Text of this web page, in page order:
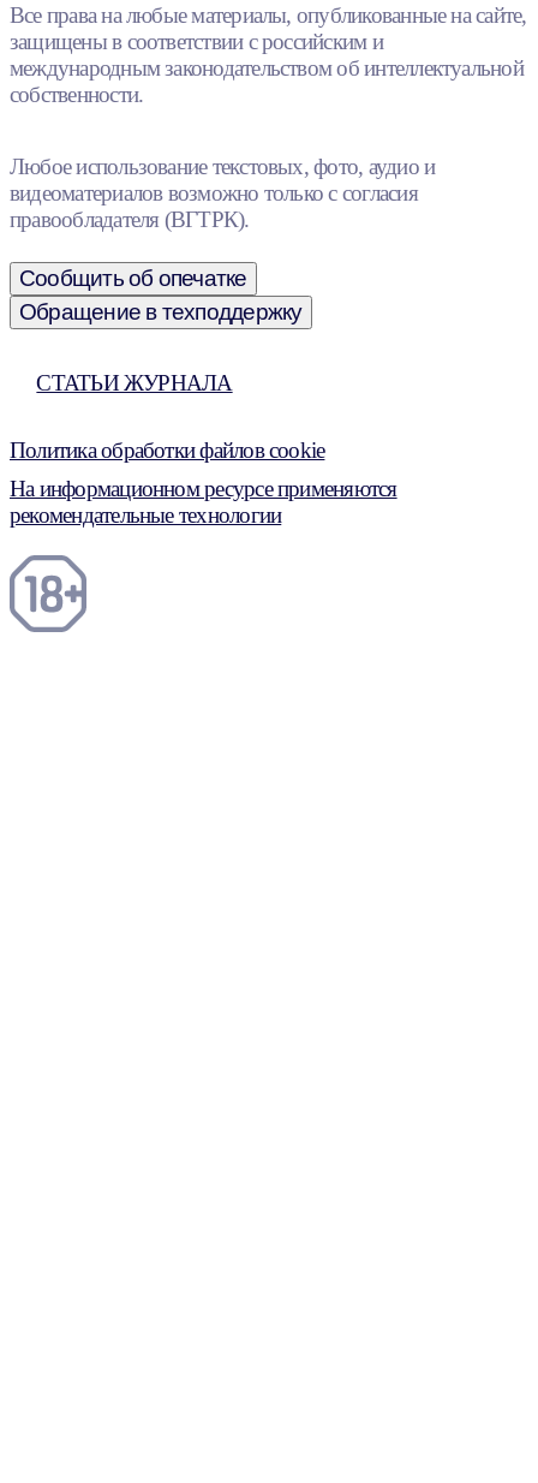
Все права на любые материалы, опубликованные на сайте,
защищены в соответствии с российским и
международным законодательством об интеллектуальной
собственности.
Любое использование текстовых, фото, аудио и
видеоматериалов возможно только с согласия
правообладателя (ВГТРК).
Сообщить об опечатке
Обращение в техподдержку
СТАТЬИ ЖУРНАЛА
Политика обработки файлов cookie
На информационном ресурсе применяются
рекомендательные технологии